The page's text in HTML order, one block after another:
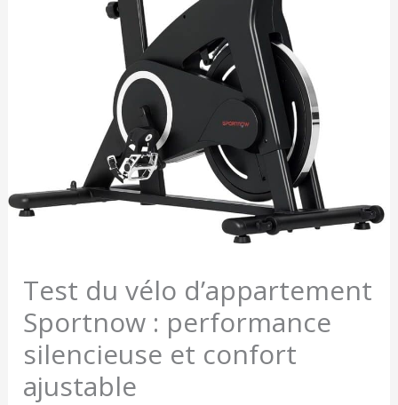
Test du vélo d’appartement
Sportnow : performance
silencieuse et confort
ajustable